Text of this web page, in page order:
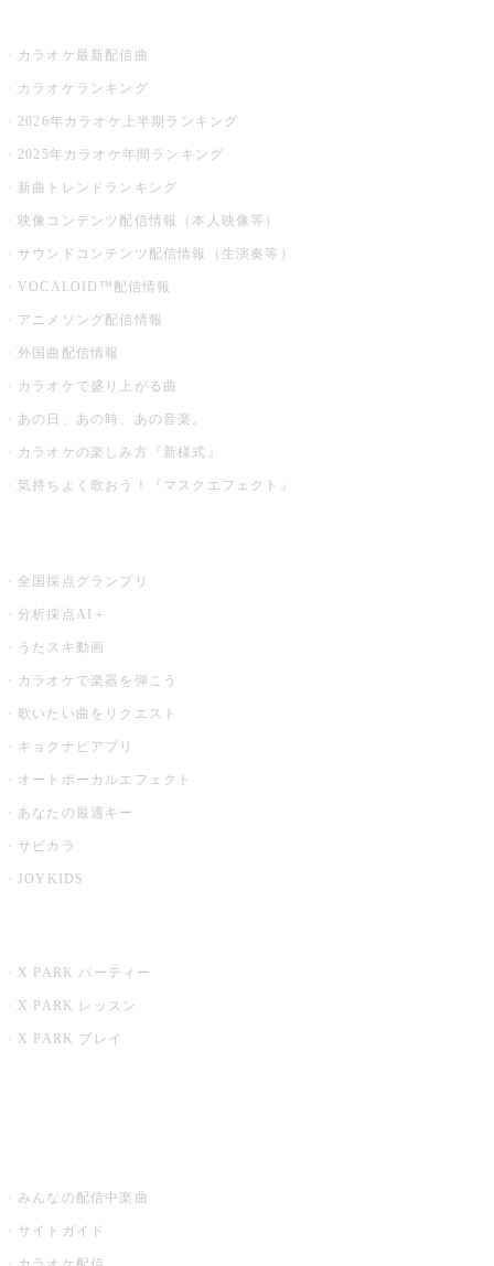
カラオケ最新配信曲
カラオケランキング
2026年カラオケ上半期ランキング
2025年カラオケ年間ランキング
新曲トレンドランキング
映像コンテンツ配信情報（本人映像等）
サウンドコンテンツ配信情報（生演奏等）
VOCALOID™配信情報
アニメソング配信情報
外国曲配信情報
カラオケで盛り上がる曲
あの日、あの時、あの音楽。
カラオケの楽しみ方『新様式』
気持ちよく歌おう！『マスクエフェクト』
全国採点グランプリ
分析採点AI＋
うたスキ動画
カラオケで楽器を弾こう
歌いたい曲をリクエスト
キョクナビアプリ
オートボーカルエフェクト
あなたの最適キー
サビカラ
JOYKIDS
X PARK パーティー
X PARK レッスン
X PARK プレイ
みんなの配信中楽曲
サイトガイド